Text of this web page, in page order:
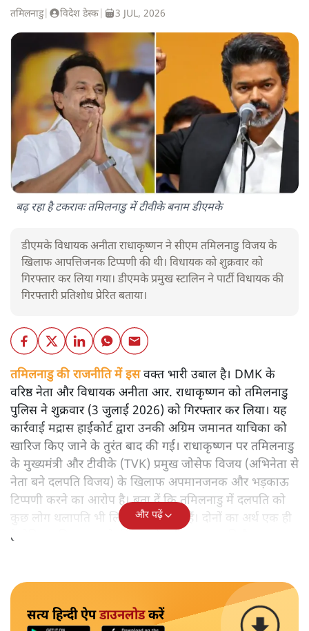
तमिलनाडु| विदेश डेस्क 3 JUL, 2026
बढ़ रहा है टकरावः तमिलनाडु में टीवीके बनाम डीएमके
डीएमके विधायक अनीता राधाकृष्णन ने सीएम तमिलनाडु विजय के
खिलाफ आपत्तिजनक टिप्पणी की थी। विधायक को शुक्रवार को
गिरफ्तार कर लिया गया। डीएमके प्रमुख स्टालिन ने पार्टी विधायक की
गिरफ्तारी प्रतिशोध प्रेरित बताया।
तमिलनाडु की राजनीति में इसवक्त भारी उबाल है। DMK के
वरिष्ठ नेता और विधायक अनीता आर. राधाकृष्णन को तमिलनाडु
पुलिस ने शुक्रवार (3 जुलाई 2026) को गिरफ्तार कर लिया। यह
कार्रवाई मद्रास हाईकोर्ट द्वारा उनकी अग्रिम जमानत याचिका को
खारिज किए जाने के तुरंत बाद की गई। राधाकृष्णन पर तमिलनाडु
के मुख्यमंत्री और टीवीके (TVK) प्रमुख जोसेफ विजय (अभिनेता से
नेता बने दलपति विजय) के खिलाफ अपमानजनक और भड़काऊ
टिप्पणी करने का आरोप है। बता दें कि तमिलनाडु में दलपति को
कुछ लोग थलापति भी लिखते और कहते हैं। दोनों का अर्थ एक ही
है लेकिन तमिल भाषा के हिसाब से सही शब्द दलपति है।
और पढ़ें
सत्य हिन्दी ऐपडाउनलोडकरें